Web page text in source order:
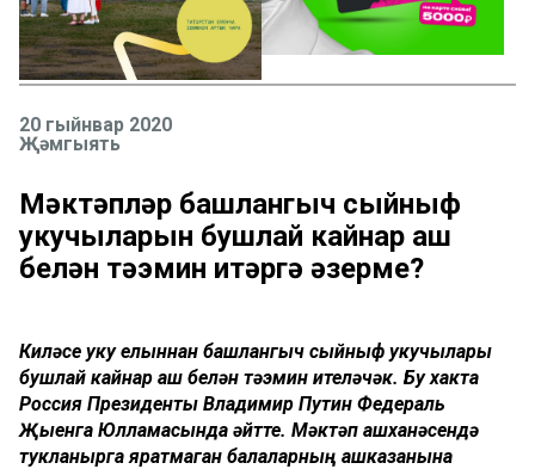
20 гыйнвар 2020
Җәмгыять
Мәктәпләр башлангыч сыйныф
укучыларын бушлай кайнар аш
белән тәэмин итәргә әзерме?
Киләсе уку елыннан башлангыч сыйныф укучылары
бушлай кайнар аш белән тәэмин ителәчәк. Бу хакта
Россия Президенты Владимир Путин Федераль
Җыенга Юлламасында әйтте. Мәктәп ашханәсендә
тукланырга яратмаган балаларның ашказанына